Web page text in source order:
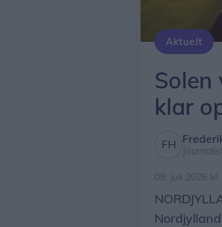
Aktuelt
Solen
klar
08. juli 2026 kl.